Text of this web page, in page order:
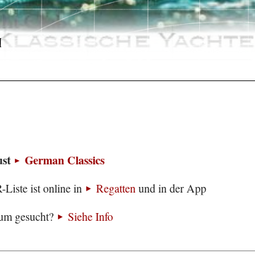
German Classics
Liste ist online in Regattenund in der App
gesucht?
Siehe Info